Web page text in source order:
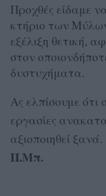
Προχθές είδαμε
κτήριο των
εξέλιξη θετική,
στον
δυστυχήματα.
Ας ελπίσουμε ότι
εργασίες
αξιοποιηθεί ξανά.
Π.Μπ.